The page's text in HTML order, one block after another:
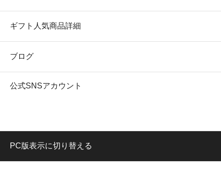
ギフト人気商品詳細
ブログ
公式SNSアカウント
PC版表示に切り替える